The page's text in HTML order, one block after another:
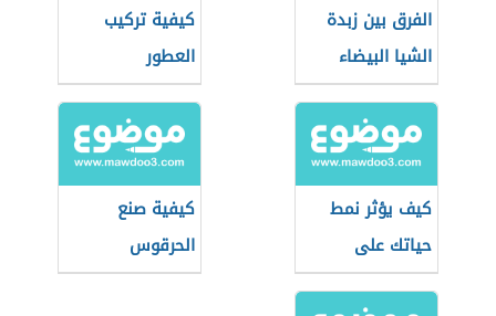
الفرق بين زبدة
الشيا البيضاء
والصفراء
كيفية تركيب
العطور
كيف يؤثر نمط
حياتك على
طاقتك الإيجابية؟
كيفية صنع
الحرقوس
التونسي